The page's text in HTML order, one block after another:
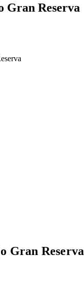
Gran Reserva
Gran Reserva